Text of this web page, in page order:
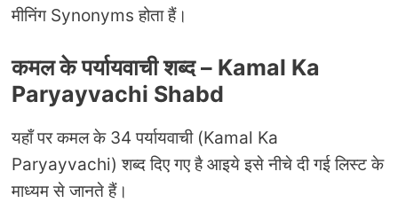
मीनिंग Synonyms होता हैं।
कमल के पर्यायवाची शब्द – Kamal Ka
Paryayvachi Shabd
यहाँ पर कमल के 34 पर्यायवाची (Kamal Ka
Paryayvachi) शब्द दिए गए है आइये इसे नीचे दी गई लिस्ट के
माध्यम से जानते हैं।